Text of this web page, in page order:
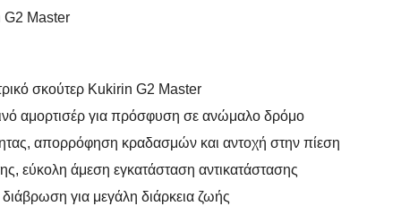
G2 Master
σκούτερ Kukirin G2 Master
αμορτισέρ για πρόσφυση σε ανώμαλο δρόμο
απορρόφηση κραδασμών και αντοχή στην πίεση
εύκολη άμεση εγκατάσταση αντικατάστασης
για μεγάλη διάρκεια ζωής